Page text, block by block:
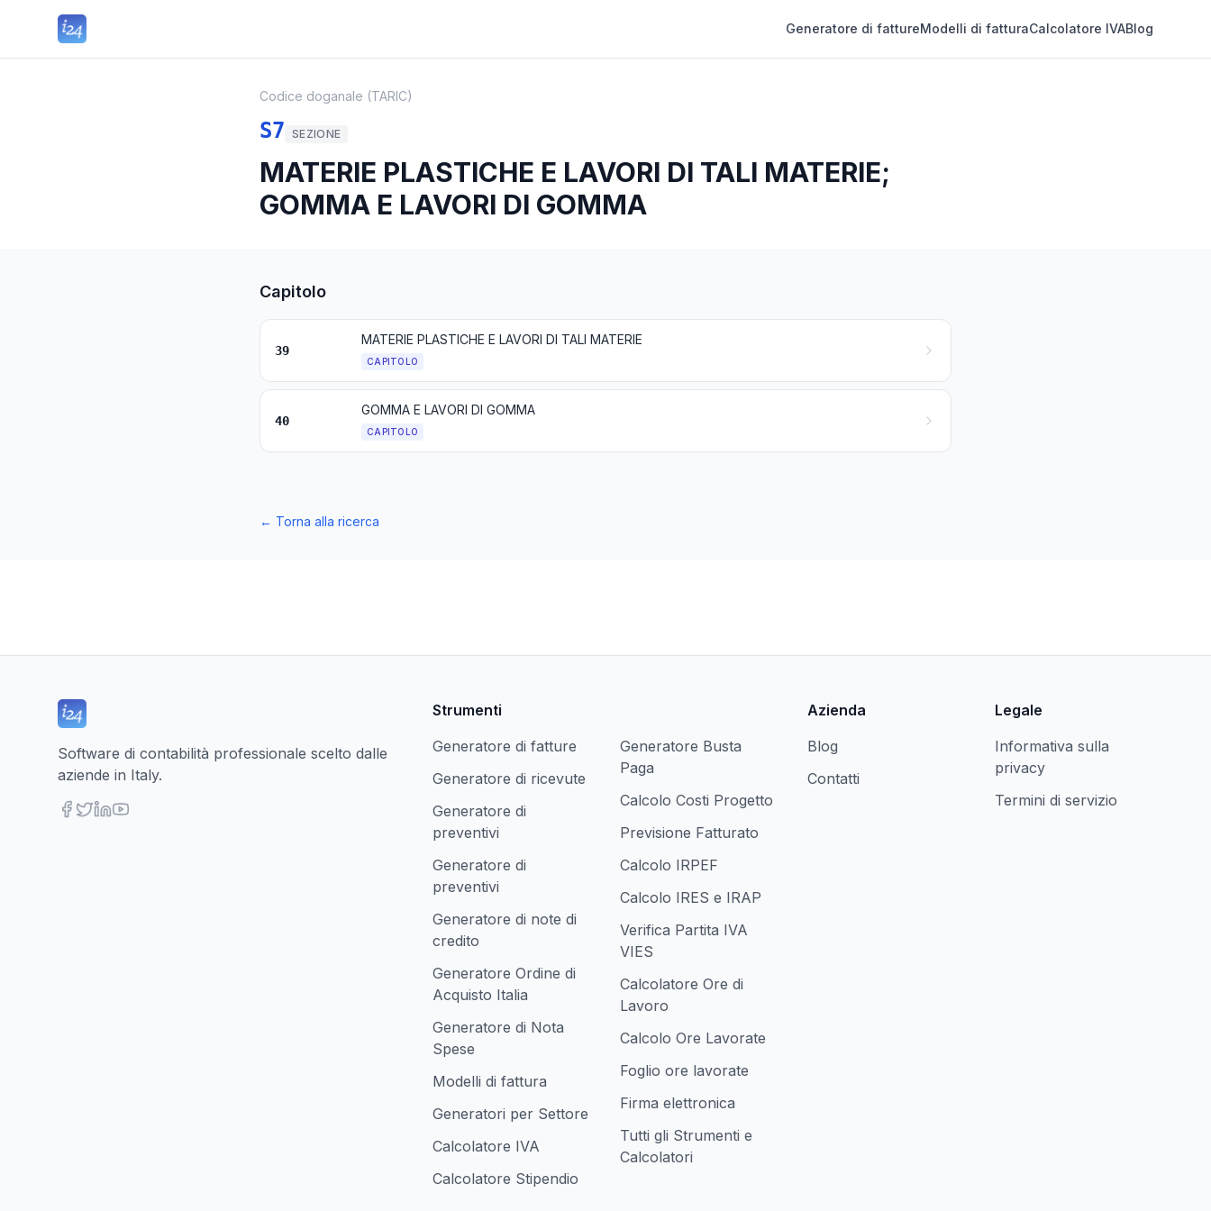
Generatore di fattureModelli di fatturaCalcolatore IVABlog
Codice doganale (TARIC)
S7 SEZIONE
MATERIE PLASTICHE E LAVORI DI TALI MATERIE;
GOMMA E LAVORI DI GOMMA
Capitolo
39
MATERIE PLASTICHE E LAVORI DI TALI MATERIE
CAPITOLO
40
GOMMA E LAVORI DI GOMMA
CAPITOLO
← Torna alla ricerca
Software di contabilità professionale scelto dalle
aziende in Italy.
Strumenti
Generatore di fatture
Generatore di ricevute
Generatore di
preventivi
Generatore di
preventivi
Generatore di note di
credito
Generatore Ordine di
Acquisto Italia
Generatore di Nota
Spese
Modelli di fattura
Generatori per Settore
Calcolatore IVA
Calcolatore Stipendio
Generatore Busta
Paga
Calcolo Costi Progetto
Previsione Fatturato
Calcolo IRPEF
Calcolo IRES e IRAP
Verifica Partita IVA
VIES
Calcolatore Ore di
Lavoro
Calcolo Ore Lavorate
Foglio ore lavorate
Firma elettronica
Tutti gli Strumenti e
Calcolatori
Azienda
Blog
Contatti
Legale
Informativa sulla
privacy
Termini di servizio